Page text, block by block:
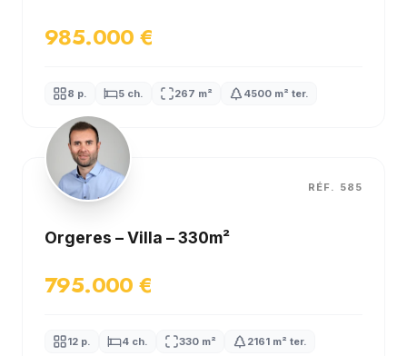
985.000 €
8 p. 5 ch. 267 m² 4500 m² ter.
RÉF. 585
Orgeres – Villa – 330m²
795.000 €
12 p. 4 ch. 330 m² 2161 m² ter.